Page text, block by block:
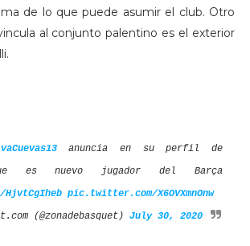
de lo que puede asumir el club. Otro
al conjunto palentino es el exterior
anuncia en su perfil de
es nuevo jugador del Barça
pic.twitter.com/X6OVXmnOnw
(@zonadebasquet) July 30, 2020